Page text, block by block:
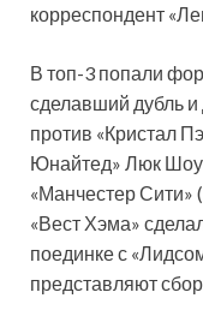
корреспондент
В топ-3 попали
сделавший дубль
против «Кристал
Юнайтед» Люк Шоу,
«Манчестер Сити»
«Вест Хэма»
поединке с
представляют